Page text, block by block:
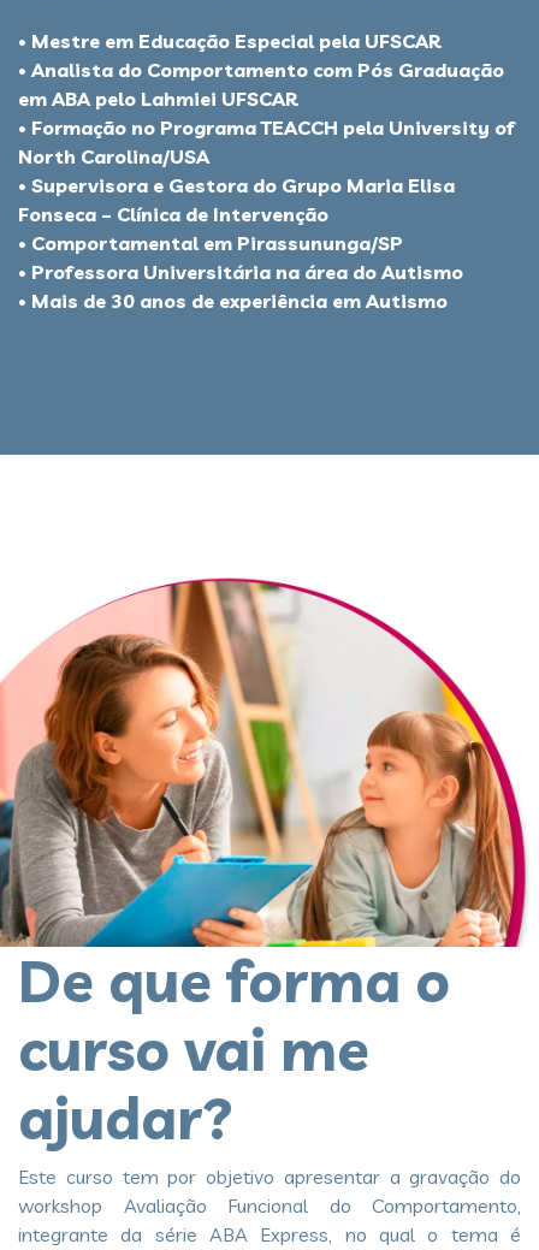
• Mestre em Educação Especial pela UFSCAR
• Analista do Comportamento com Pós Graduação
em ABA pelo Lahmiei UFSCAR
• Formação no Programa TEACCH pela University of
North Carolina/USA
• Supervisora e Gestora do Grupo Maria Elisa
Fonseca – Clínica de Intervenção
• Comportamental em Pirassununga/SP
• Professora Universitária na área do Autismo
• Mais de 30 anos de experiência em Autismo
De que forma o
curso vai me
ajudar?
Este curso tem por objetivo apresentar a gravação do
workshop Avaliação Funcional do Comportamento,
integrante da série ABA Express, no qual o tema é